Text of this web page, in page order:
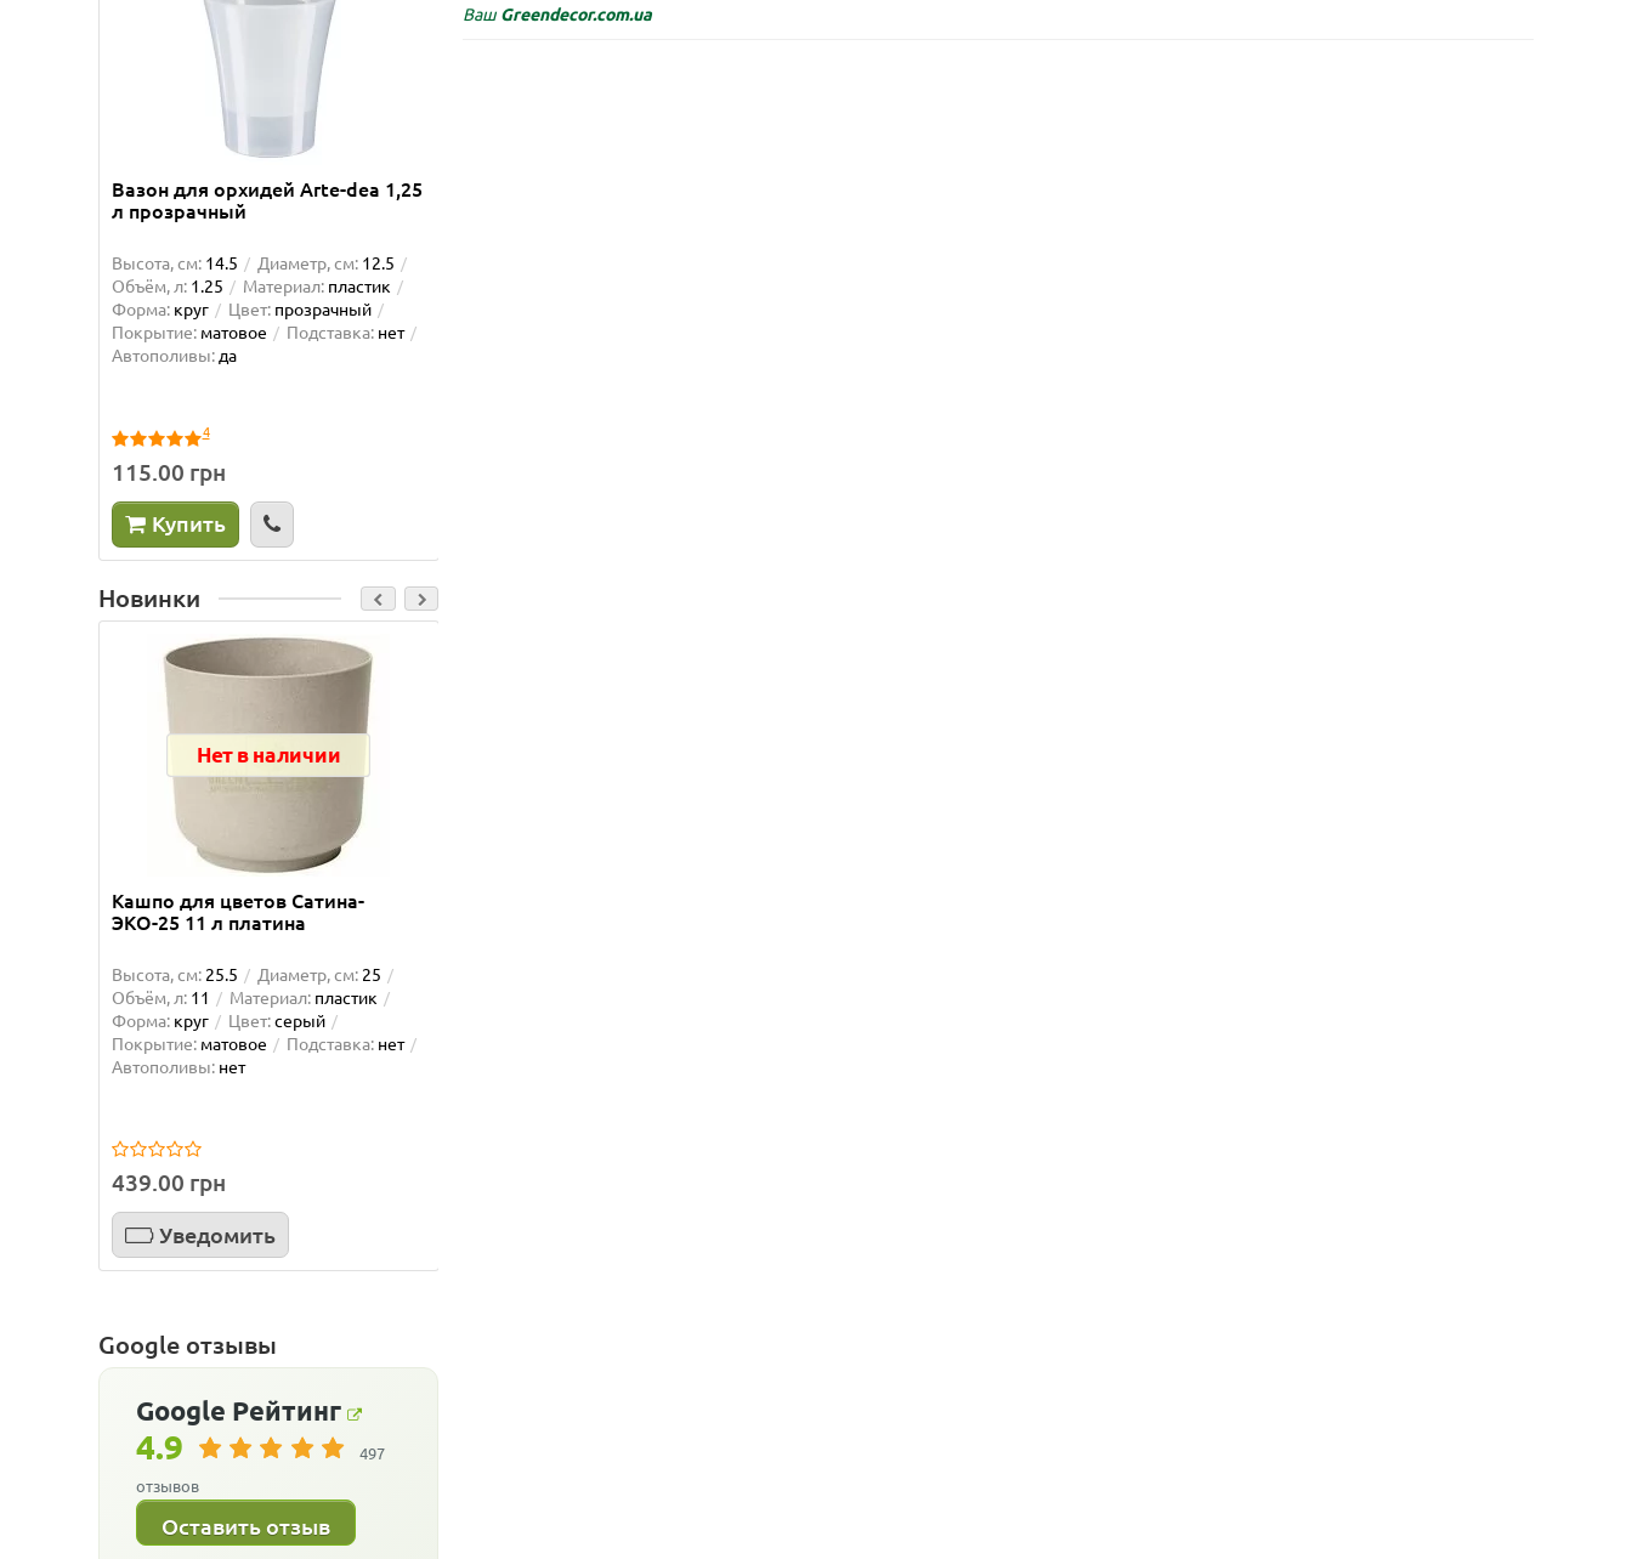
Вазон для орхидей Arte-dea 1,25
л прозрачный
Высота, см: 14.5 Диаметр, см: 12.5
Объём, л: 1.25 Материал: пластик
Форма: круг Цвет: прозрачный
Покрытие: матовое Подставка: нет
Автополивы: да
4
115.00 грн
Купить
Новинки
Нет в наличии
Кашпо для цветов Сатина-
ЭКО-25 11 л платина
Высота, см: 25.5 Диаметр, см: 25
Объём, л: 11 Материал: пластик
Форма: круг Цвет:серый
Покрытие: матовое Подставка: нет
Автополивы: нет
439.00 грн
Уведомить
Google отзывы
Google Рейтинг
4.9
497
отзывов
Оставить отзыв
Ваш Greendecor.com.ua